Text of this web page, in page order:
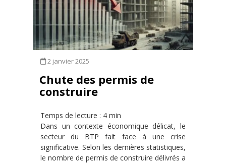
2 janvier 2025
Chute des permis de
construire
Temps de lecture : 4 min
Dans un contexte économique délicat, le
secteur du BTP fait face à une crise
significative. Selon les dernières statistiques,
le nombre de permis de construire délivrés a